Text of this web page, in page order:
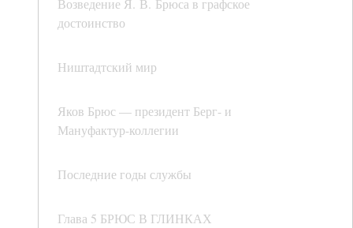
Возведение Я. В. Брюса в графское
достоинство
Ништадтский мир
Яков Брюс — президент Берг- и
Мануфактур-коллегии
Последние годы службы
Глава 5 БРЮС В ГЛИНКАХ